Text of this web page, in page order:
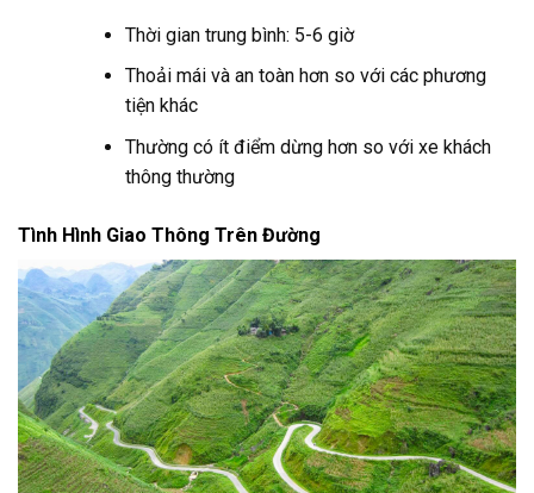
Thời gian trung bình: 5-6 giờ
Thoải mái và an toàn hơn so với các phương
tiện khác
Thường có ít điểm dừng hơn so với xe khách
thông thường
Tình Hình Giao Thông Trên Đường